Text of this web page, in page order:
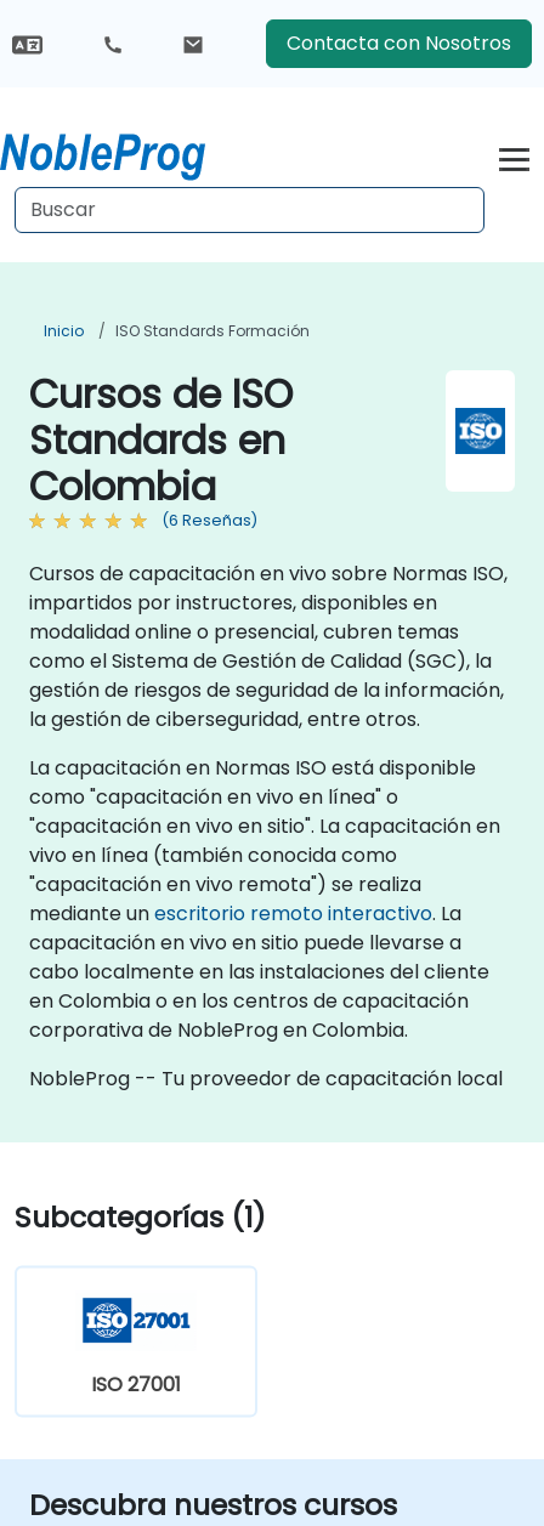
Contacta con Nosotros
Inicio ISO Standards Formación
Cursos de ISO
Standards en
Colombia
(6 Reseñas)
Cursos de capacitación en vivo sobre Normas ISO,
impartidos por instructores, disponibles en
modalidad online o presencial, cubren temas
como el Sistema de Gestión de Calidad (SGC), la
gestión de riesgos de seguridad de la información,
la gestión de ciberseguridad, entre otros.
La capacitación en Normas ISO está disponible
como "capacitación en vivo en línea" o
"capacitación en vivo en sitio". La capacitación en
vivo en línea (también conocida como
"capacitación en vivo remota") se realiza
mediante unescritorio remoto interactivo. La
capacitación en vivo en sitio puede llevarse a
cabo localmente en las instalaciones del cliente
en Colombia o en los centros de capacitación
corporativa de NobleProg en Colombia.
NobleProg -- Tu proveedor de capacitación local
Subcategorías (1)
ISO 27001
Descubra nuestros cursos